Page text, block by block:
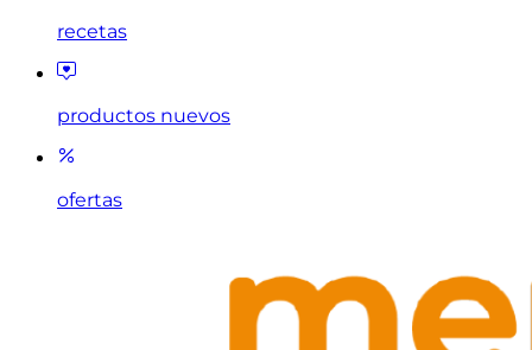
recetas
productos nuevos
ofertas